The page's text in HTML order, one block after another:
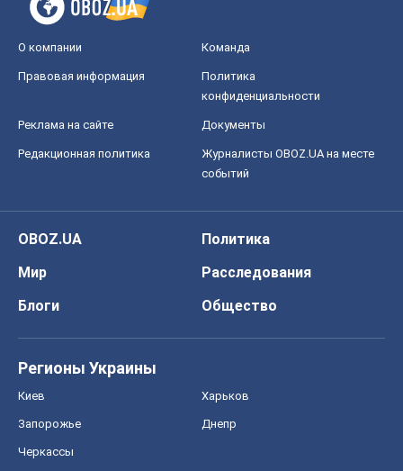
О компании Команда
Правовая информация
Политика
конфиденциальности
Реклама на сайте Документы
Редакционная политика
Журналисты OBOZ.UA на месте
событий
OBOZ.UA
Политика
Мир
Расследования
Блоги
Общество
Регионы Украины
Киев Харьков
Запорожье Днепр
Черкассы